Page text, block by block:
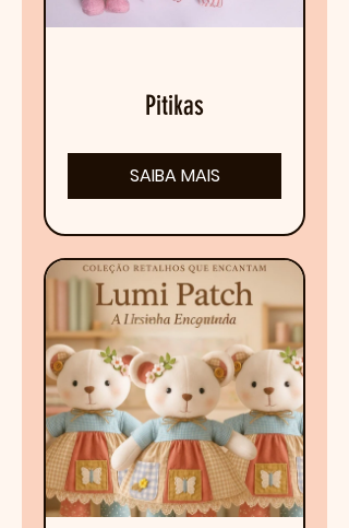
Pitikas
SAIBA MAIS